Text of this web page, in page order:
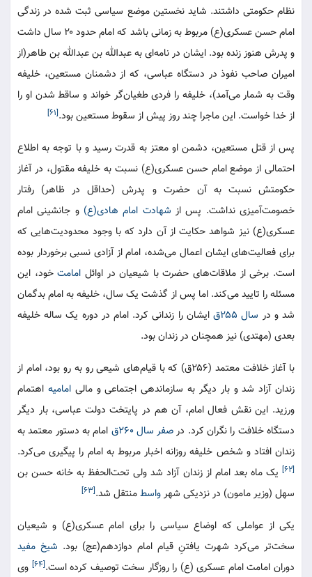
نظام حکومتی داشتند. شاید نخستین موضع سیاسی ثبت شده در زندگی
امام حسن عسکری(ع) مربوط به زمانی باشد که امام حدود ۲۰ سال داشت
و پدرش هنوز زنده بود. ایشان در نامه‌ای به عبدالله بن عبدالله بن طاهر(از
امیران صاحب نفوذ در دستگاه عباسی، که از دشمنان مستعین، خلیفه
وقت به شمار می‌آمد)، خلیفه را فردی طغیان‌گر خواند و ساقط شدن او را
از خدا خواست. این ماجرا چند روز پیش از سقوط مستعین بود.[۶۱]
پس از قتل مستعین، دشمن او معتز به قدرت رسید و با توجه به اطلاع
احتمالی از موضع امام حسن عسکری(ع) نسبت به خلیفه مقتول، در آغاز
حکومتش نسبت به آن حضرت و پدرش (حداقل در ظاهر) رفتار
خصومت‌آمیزی نداشت. پس از شهادت امام هادی(ع) و جانشینی امام
عسکری(ع) نیز شواهد حکایت از آن دارد که با وجود محدودیت‌هایی که
برای فعالیت‌های ایشان اعمال می‌شده، امام از آزادی نسبی برخوردار بوده
است. برخی از ملاقات‌های حضرت با شیعیان در اوائل امامتخود، این
مسئله را تایید می‌کند. اما پس از گذشت یک سال، خلیفه به امام بدگمان
شد و در سال ۲۵۵ق
ایشان را زندانی کرد. امام در دوره یک ساله خلیفه
بعدی (مهتدی) نیز همچنان در زندان بود.
با آغاز خلافت معتمد (۲۵۶ق) که با قیام‌های شیعی رو به رو بود، امام از
زندان آزاد شد و بار دیگر به سازماندهی اجتماعی و مالیامامیه اهتمام
ورزید. این نقش فعال امام، آن هم در پایتخت دولت عباسی، بار دیگر
دستگاه خلافت را نگران کرد. درصفر سال ۲۶۰ق
امام به دستور معتمد به
زندان افتاد و شخص خلیفه روزانه اخبار مربوط به امام را پیگیری می‌کرد.
[۶۲]
یک ماه بعد امام از زندان آزاد شد ولی تحت‌الحفظ به خانه حسن بن
سهل (وزیر مامون) در نزدیکی شهرواسطمنتقل شد.[۶۳]
یکی از عواملی که اوضاع سیاسی را برای امام عسکری(ع) و شیعیان
سخت‌تر می‌کرد شهرت یافتنِ قیام امام دوازدهم(عج) بود. شیخ مفید
دوران امامت امام عسکری (ع) را روزگار سخت توصیف کرده است.[۶۴]
وی